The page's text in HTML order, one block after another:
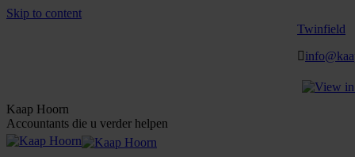
Skip to content
Twinfield
Kaap Hoorn
Accountants die u verder helpen